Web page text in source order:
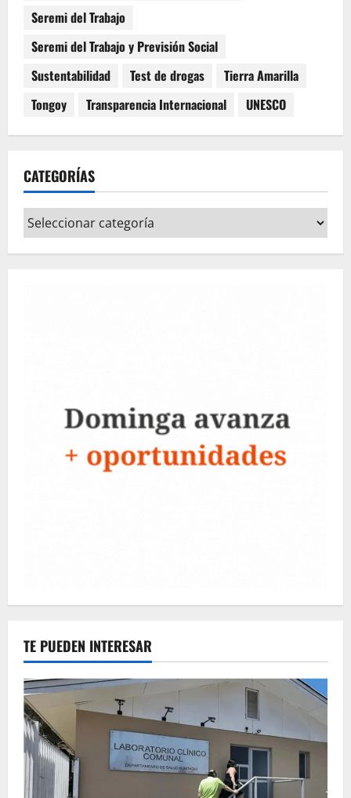
Seremi del Trabajo
Seremi del Trabajo y Previsión Social
Sustentabilidad
Test de drogas
Tierra Amarilla
Tongoy
Transparencia Internacional UNESCO
CATEGORÍAS
Categorías
TE PUEDEN INTERESAR